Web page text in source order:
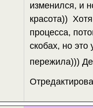
изменился, и
красота))
процесса,
скобах, но
пережила)))